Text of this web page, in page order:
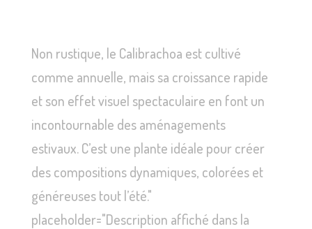
Non rustique, le Calibrachoa est cultivé
comme annuelle, mais sa croissance rapide
et son effet visuel spectaculaire en font un
incontournable des aménagements
estivaux. C’est une plante idéale pour créer
des compositions dynamiques, colorées et
généreuses tout l’été."
placeholder="Description affiché dans la